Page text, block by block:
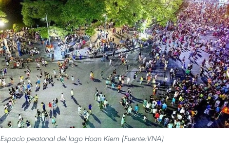
Espacio peatonal del lago Hoan Kiem (Fuente:VNA)